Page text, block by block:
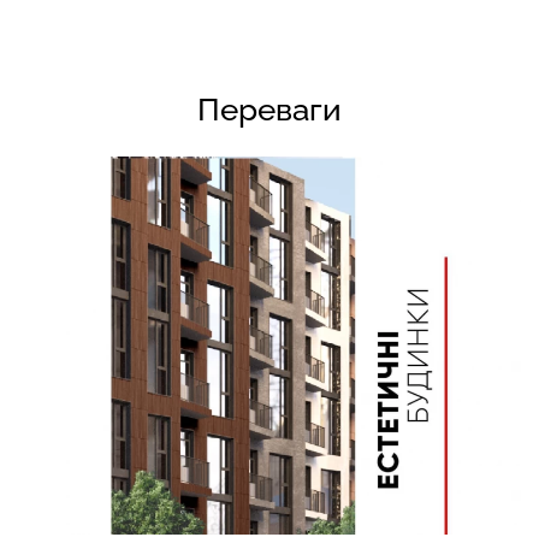
Переваги